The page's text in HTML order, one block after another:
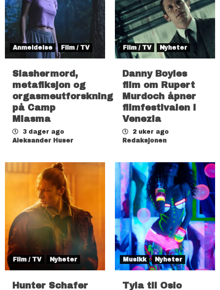
Anmeldelse Film / TV
Slashermord,
metafiksjon og
orgasmeutforskning
på Camp
Miasma
3 dager ago
Aleksander Huser
Film / TV Nyheter
Danny Boyles
film om Rupert
Murdoch åpner
filmfestivalen i
Venezia
2 uker ago
Redaksjonen
Film / TV Nyheter
Hunter Schafer
Musikk Nyheter
Tyla til Oslo